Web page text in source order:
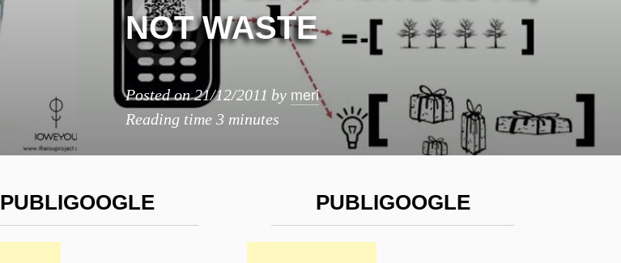
NOT WASTE
Posted on21/12/2011 by meri
Reading time 3 minutes
PUBLIGOOGLE PUBLIGOOGLE